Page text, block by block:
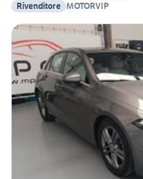
Rivenditore MOTORVIP